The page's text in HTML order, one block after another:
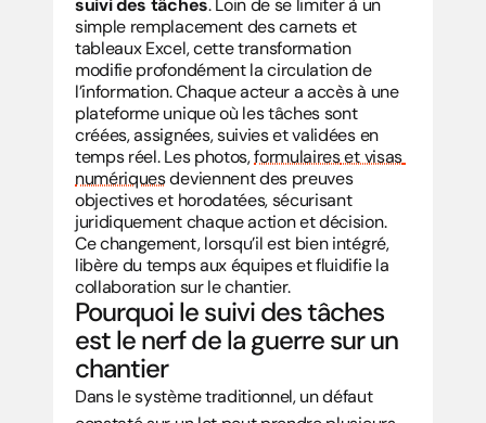
suivi des tâches. Loin de se limiter à un
simple remplacement des carnets et
tableaux Excel, cette transformation
modifie profondément la circulation de
l’information. Chaque acteur a accès à une
plateforme unique où les tâches sont
créées, assignées, suivies et validées en
temps réel. Les photos, formulaires et visas
numériques deviennent des preuves
objectives et horodatées, sécurisant
juridiquement chaque action et décision.
Ce changement, lorsqu’il est bien intégré,
libère du temps aux équipes et fluidifie la
collaboration sur le chantier.
Pourquoi le suivi des tâches
est le nerf de la guerre sur un
chantier
Dans le système traditionnel, un défaut